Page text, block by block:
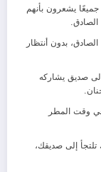
جميعًا يشعرون بأنهم
بدون أنتظار
صديق يشاركه
وقت المطر
إلى صديقك،